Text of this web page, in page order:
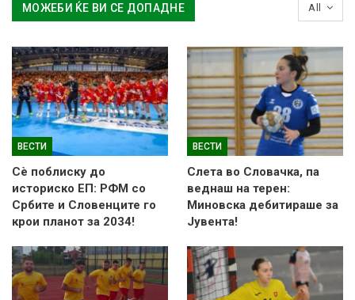
All
МОЖЕБИ ЌЕ ВИ СЕ ДОПАДНЕ
ВЕСТИ
Сè поблиску до
историско ЕП: РФМ со
Србите и Словенците го
крои планот за 2034!
ВЕСТИ
Слетa во Словачка, па
веднаш на терен:
Миновска дебитираше за
Јувента!